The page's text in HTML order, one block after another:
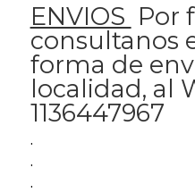
ENVIOS Por
consultanos
forma de
localidad, al
1136447967
.
.
.